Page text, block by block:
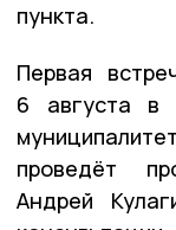
пункта.
Первая
6 августа в
проведёт
Андрей